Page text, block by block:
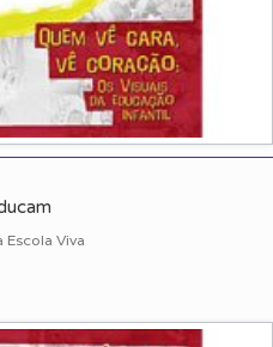
Escola Viva